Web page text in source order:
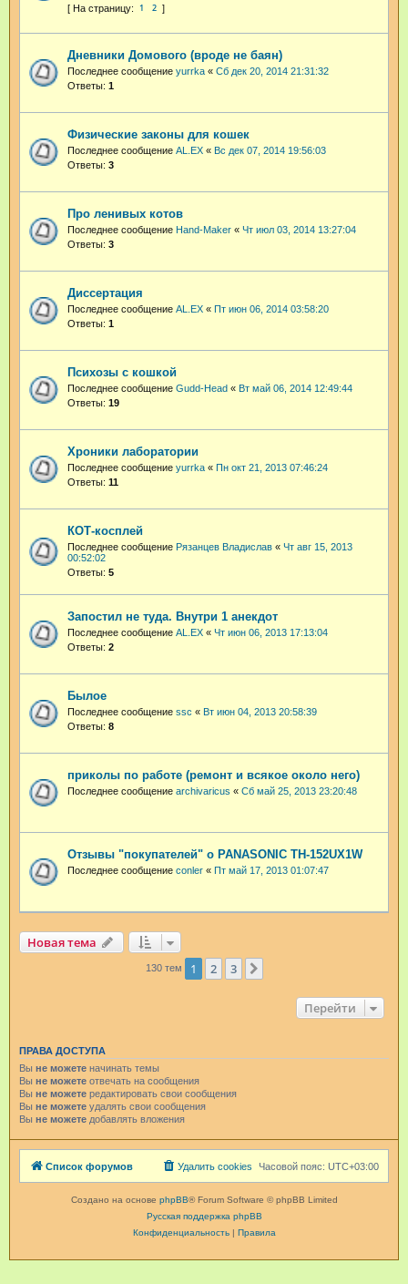
1 2
Дневники Домового (вроде не баян)
Последнее сообщение yurrka « Сб дек 20, 2014 21:31:32
Ответы: 1
Физические законы для кошек
Последнее сообщение AL.EX « Вс дек 07, 2014 19:56:03
Ответы: 3
Про ленивых котов
Последнее сообщение Hand-Maker « Чт июл 03, 2014 13:27:04
Ответы: 3
Диссертация
Последнее сообщение AL.EX « Пт июн 06, 2014 03:58:20
Ответы: 1
Психозы с кошкой
Последнее сообщение Gudd-Head « Вт май 06, 2014 12:49:44
Ответы: 19
Хроники лаборатории
Последнее сообщение yurrka « Пн окт 21, 2013 07:46:24
Ответы: 11
КОТ-косплей
Последнее сообщение Рязанцев Владислав « Чт авг 15, 2013
00:52:02
Ответы: 5
Запостил не туда. Внутри 1 анекдот
Последнее сообщение AL.EX « Чт июн 06, 2013 17:13:04
Ответы: 2
Былое
Последнее сообщение ssc « Вт июн 04, 2013 20:58:39
Ответы: 8
приколы по работе (ремонт и всякое около него)
Последнее сообщение archivaricus « Сб май 25, 2013 23:20:48
Отзывы "покупателей" о PANASONIC TH-152UX1W
Последнее сообщение conler « Пт май 17, 2013 01:07:47
Новая тема
130 тем 1 2 3
Перейти
ПРАВА ДОСТУПА
Вы не можете начинать темы
Вы не можете отвечать на сообщения
Вы не можете редактировать свои сообщения
Вы не можете удалять свои сообщения
Вы не можете добавлять вложения
Список форумов Часовой пояс: UTC+03:00
Удалить cookies
Создано на основе phpBB® Forum Software © phpBB Limited
Русская поддержка phpBB
Конфиденциальность| Правила